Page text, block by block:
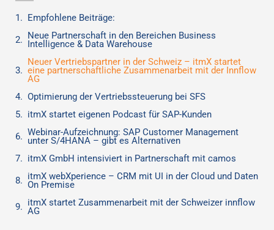
Empfohlene Beiträge:
Neue Partnerschaft in den Bereichen Business
Intelligence & Data Warehouse
Neuer Vertriebspartner in der Schweiz – itmX startet
eine partnerschaftliche Zusammenarbeit mit der Innflow
AG
Optimierung der Vertriebssteuerung bei SFS
itmX startet eigenen Podcast für SAP-Kunden
Webinar-Aufzeichnung: SAP Customer Management
unter S/4HANA – gibt es Alternativen
itmX GmbH intensiviert in Partnerschaft mit camos
itmX webXperience – CRM mit UI in der Cloud und Daten
On Premise
itmX startet Zusammenarbeit mit der Schweizer innflow
AG